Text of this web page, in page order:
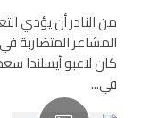
المشاعر المتضاربة
كان لاعبو أيسلندا
في...